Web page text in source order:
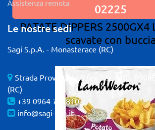
02225
PATATE DIPPERS 2500GX4
scavate con buccia
Assistenza remota
Le nostre sedi
Sagi S.p.A. - Monasterace (RC)
Strada Provinciale 9 (ex S.S. 110),
(RC)
+39 0964 739810
info@sagi-spa.it